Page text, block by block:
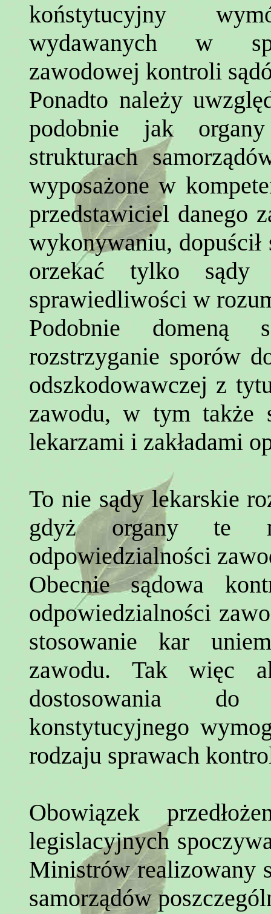
koństytucyjny
wydawanych w
zawodowej kontroli
Ponadto należy
podobnie jak
strukturach
wyposażone w
przedstawiciel danego
wykonywaniu,
orzekać tylko sądy
sprawiedliwości w
Podobnie domeną
rozstrzyganie sporów
odszkodowawczej z
zawodu, w tym także
lekarzami i zakładami
To nie sądy lekarskie
gdyż organy te
odpowiedzialności
Obecnie sądowa
odpowiedzialności
stosowanie kar
zawodu. Tak więc
dostosowania do
konstytucyjnego
rodzaju sprawach
Obowiązek
legislacyjnych
Ministrów realizowany
samorządów